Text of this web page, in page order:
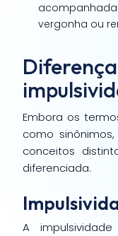
vergonha ou
Embora os
como
conceitos
diferenciada.
A